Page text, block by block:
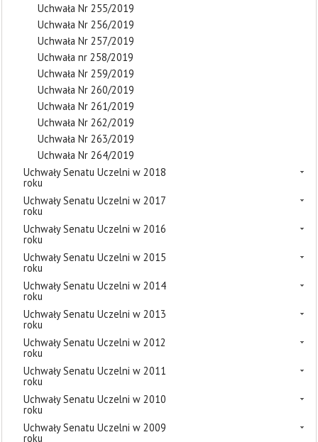
Uchwała Nr 255/2019
Uchwała Nr 256/2019
Uchwała Nr 257/2019
Uchwała nr 258/2019
Uchwała Nr 259/2019
Uchwała Nr 260/2019
Uchwała Nr 261/2019
Uchwała Nr 262/2019
Uchwała Nr 263/2019
Uchwała Nr 264/2019
Uchwały Senatu Uczelni w 2018
roku
Uchwały Senatu Uczelni w 2017
roku
Uchwały Senatu Uczelni w 2016
roku
Uchwały Senatu Uczelni w 2015
roku
Uchwały Senatu Uczelni w 2014
roku
Uchwały Senatu Uczelni w 2013
roku
Uchwały Senatu Uczelni w 2012
roku
Uchwały Senatu Uczelni w 2011
roku
Uchwały Senatu Uczelni w 2010
roku
Uchwały Senatu Uczelni w 2009
roku